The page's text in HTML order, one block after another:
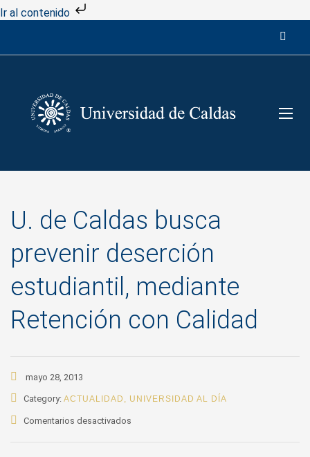
Ir al contenido
U. de Caldas busca
prevenir deserción
estudiantil, mediante
Retención con Calidad
mayo 28, 2013
Category: ACTUALIDAD , UNIVERSIDAD AL DÍA
Comentarios desactivados